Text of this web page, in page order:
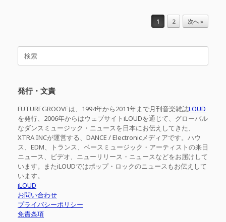
1 2 次へ »
検
発行・文責
FUTUREGROOVEは、1994年から2011年まで月刊音楽雑誌LOUD
を発行、2006年からはウェブサイトiLOUDを通じて、グローバル
なダンスミュージック・ニュースを日本にお伝えしてきた、
XTRA INCが運営する、DANCE / Electronicメディアです。ハウ
ス、EDM、トランス、ベースミュージック・アーティストの来日
ニュース、ビデオ、ニューリリース・ニュースなどをお届けして
います。またiLOUDではポップ・ロックのニュースもお伝えして
います。
iLOUD
お問い合わせ
プライバシーポリシー
免責条項